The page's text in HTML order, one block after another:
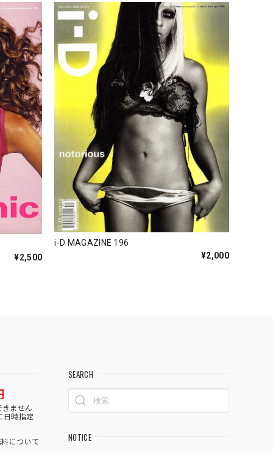
¥2,500
i-D MAGAZINE 196
¥2,000
きません
日時指定
について
SEARCH
NOTICE